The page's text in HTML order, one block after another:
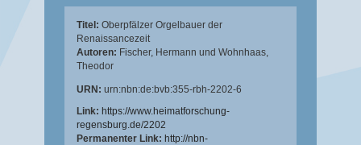
Titel: Oberpfälzer Orgelbauer der
Renaissancezeit
Autoren: Fischer, Hermann und Wohnhaas,
Theodor
URN: urn:nbn:de:bvb:355-rbh-2202-6
Link: https://www.heimatforschung-
regensburg.de/2202
Permanenter Link: http://nbn-